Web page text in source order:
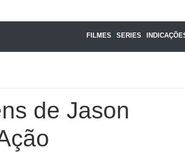
FILMES SERIES
de Jason